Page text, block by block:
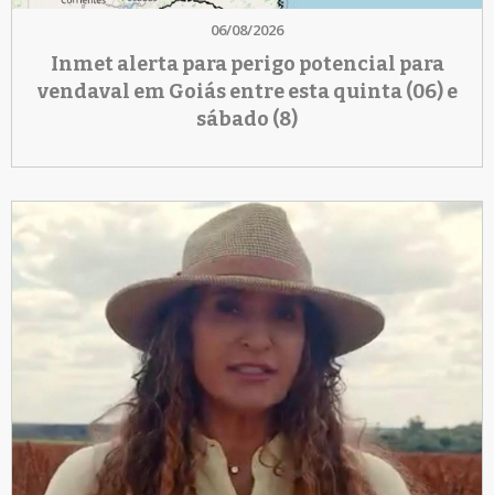
06/08/2026
Inmet alerta para perigo potencial para
vendaval em Goiás entre esta quinta (06) e
sábado (8)